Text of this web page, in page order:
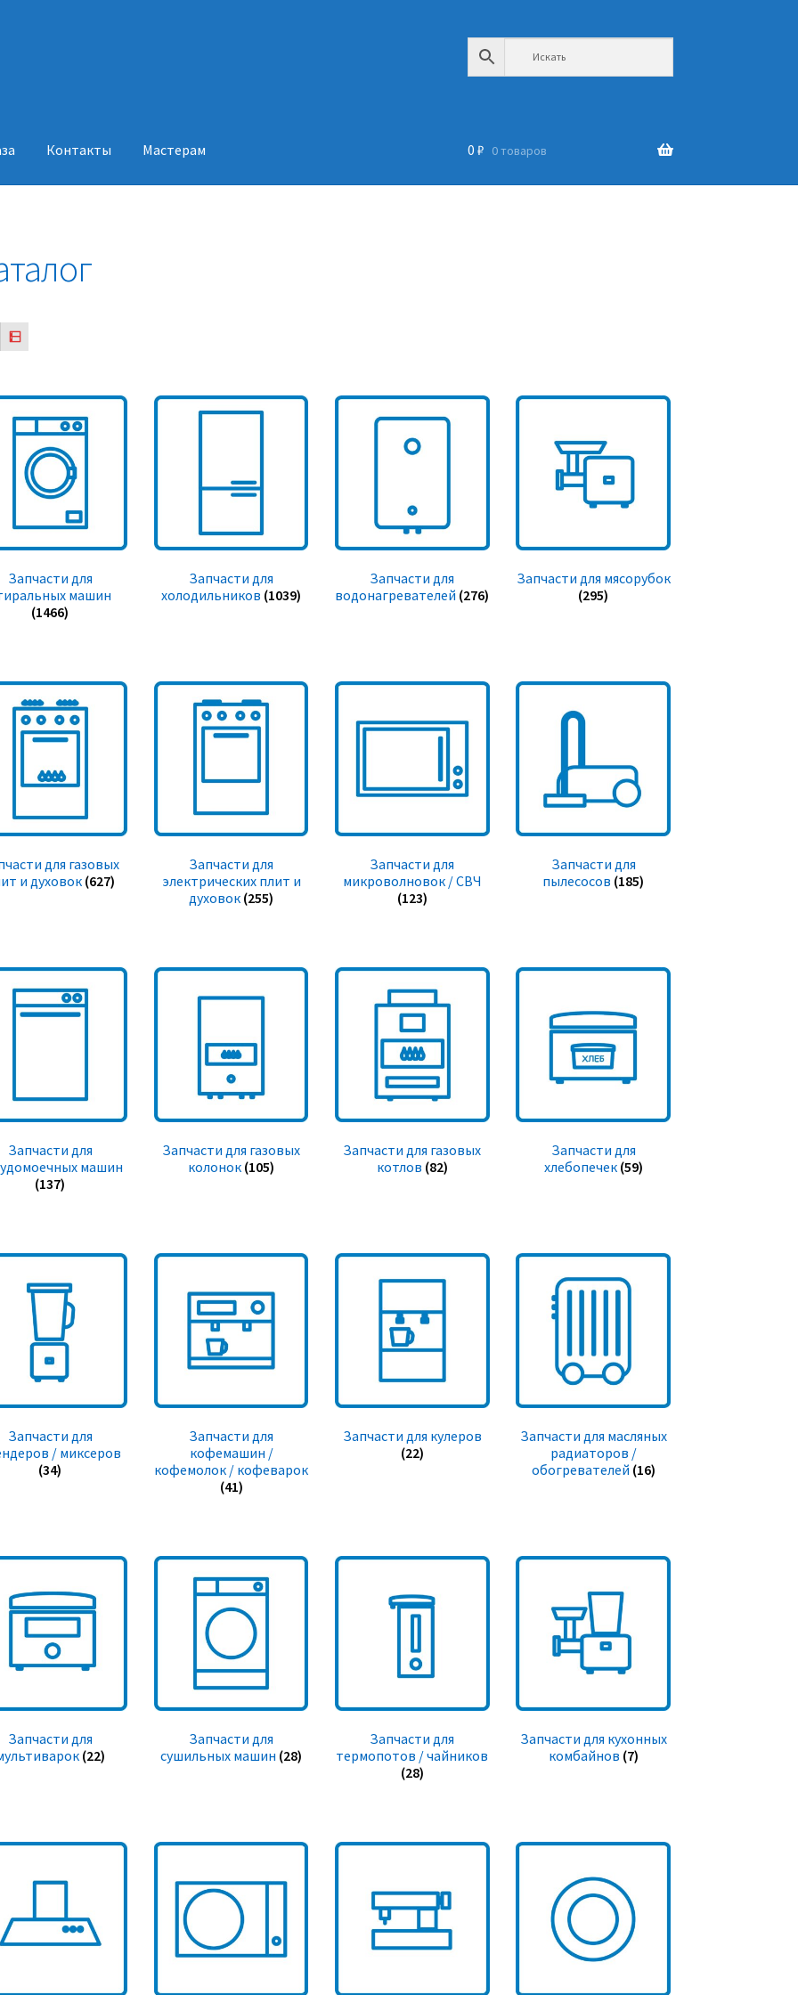
Контакты Мастерам 0 ₽ 0 товаров
Запчасти для
машин
(1466)
Запчасти для
холодильников (1039)
Запчасти для
водонагревателей (276)
Запчасти для мясорубок
(295)
для газовых
и духовок (627)
Запчасти для
электрических плит и
духовок (255)
Запчасти для
микроволновок / СВЧ
(123)
Запчасти для
пылесосов (185)
Запчасти для
машин
(137)
Запчасти для газовых
колонок (105)
Запчасти для газовых
котлов (82)
Запчасти для
хлебопечек (59)
Запчасти для
/ миксеров
(34)
Запчасти для
кофемашин /
кофемолок / кофеварок
(41)
Запчасти для кулеров
(22)
Запчасти для масляных
радиаторов /
обогревателей (16)
Запчасти для
(22)
Запчасти для
сушильных машин (28)
Запчасти для
термопотов / чайников
(28)
Запчасти для кухонных
комбайнов (7)